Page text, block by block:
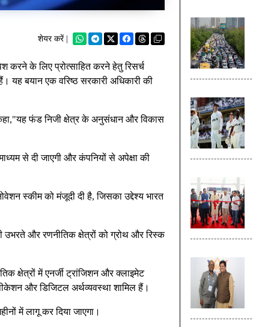
शेयर करें |
करने के लिए प्रोत्साहित करने हेतु रिसर्च
बयान एक वरिष्ठ सरकारी अधिकारी की
कहा,"यह फंड निजी क्षेत्र के अनुसंधान और विकास
से दी जाएगी और कंपनियों से अपेक्षा की
स्कीम को मंजूदी दी है, जिसका उद्देश्य भारत
उभरते और रणनीतिक क्षेत्रों को ग्रोथ और रिस्क
क्षेत्रों में एनर्जी ट्रांजिशन और क्लाइमेट
और डिजिटल अर्थव्यवस्था शामिल हैं।
में लागू कर दिया जाएगा।